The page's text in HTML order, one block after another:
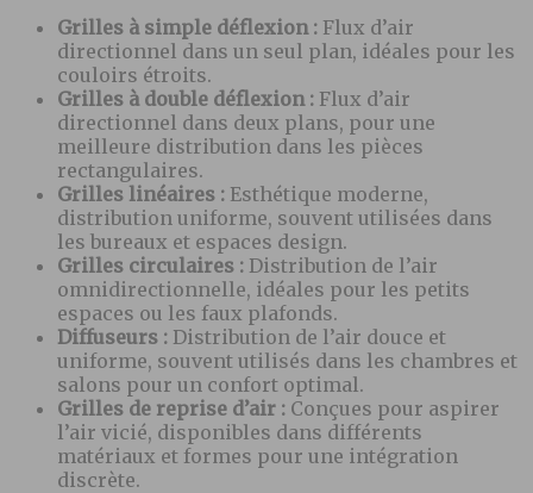
Grilles à simple déflexion : Flux d’air
directionnel dans un seul plan, idéales pour les
couloirs étroits.
Grilles à double déflexion : Flux d’air
directionnel dans deux plans, pour une
meilleure distribution dans les pièces
rectangulaires.
Grilles linéaires : Esthétique moderne,
distribution uniforme, souvent utilisées dans
les bureaux et espaces design.
Grilles circulaires : Distribution de l’air
omnidirectionnelle, idéales pour les petits
espaces ou les faux plafonds.
Diffuseurs : Distribution de l’air douce et
uniforme, souvent utilisés dans les chambres et
salons pour un confort optimal.
Grilles de reprise d’air : Conçues pour aspirer
l’air vicié, disponibles dans différents
matériaux et formes pour une intégration
discrète.